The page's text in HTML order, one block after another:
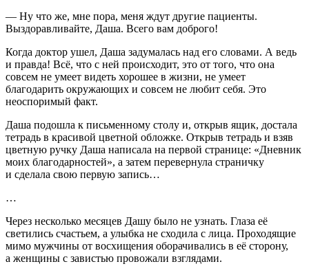
— Ну что же, мне пора, меня ждут другие пациенты.
Выздоравливайте, Даша. Всего вам доброго!
Когда доктор ушел, Даша задумалась над его словами. А ведь
и правда! Всё, что с ней происходит, это от того, что она
совсем не умеет видеть хорошее в жизни, не умеет
благодарить окружающих и совсем не любит себя. Это
неоспоримый факт.
Даша подошла к письменному столу и, открыв ящик, достала
тетрадь в красивой цветной обложке. Открыв тетрадь и взяв
цветную ручку Даша написала на первой странице: «Дневник
моих благодарностей», а затем перевернула страничку
и сделала свою первую запись…
…
Через несколько месяцев Дашу было не узнать. Глаза её
светились счастьем, а улыбка не сходила с лица. Проходящие
мимо мужчины от восхищения оборачивались в её сторону,
а женщины с завистью провожали взглядами.